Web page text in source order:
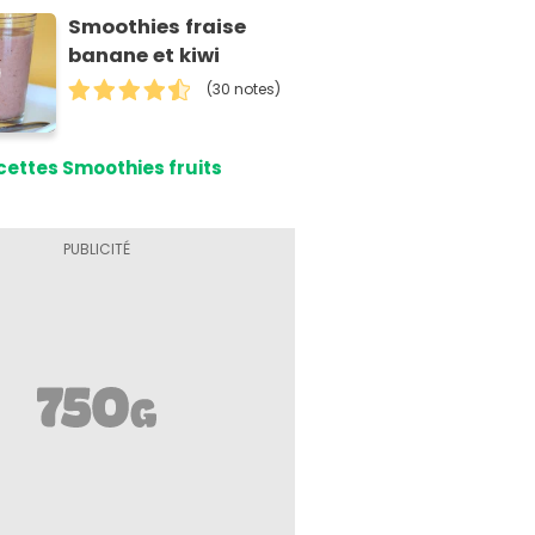
Smoothies fraise
banane et kiwi
(30 notes)
Smoothies fruits